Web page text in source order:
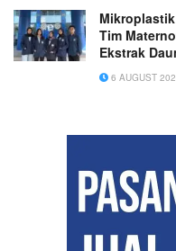
Tim
Ekstrak
6 AUGUST